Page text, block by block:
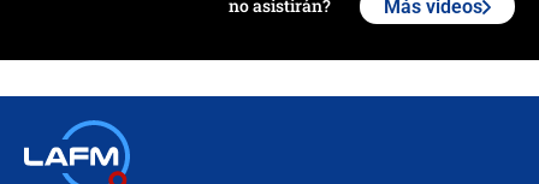
no asistirán?
Más videos